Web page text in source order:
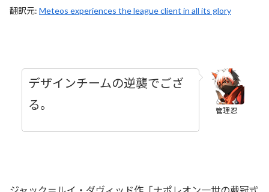
翻訳元: Meteos experiences the league client in all its glory
管理忍
デザインチームの逆襲でござ
る。
ジャック＝ルイ・ダヴィッド作「ナポレオン一世の戴冠式